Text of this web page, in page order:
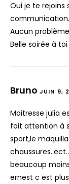
Oui je te rejoins
communication.
Aucun
Belle soirée à toi
Bruno JUIN 9,
Maitresse julia
fait attention à
sport,le
beaucoup
ernest c est